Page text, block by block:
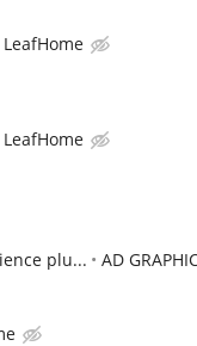
LeafHome
LeafHome
plu... AD